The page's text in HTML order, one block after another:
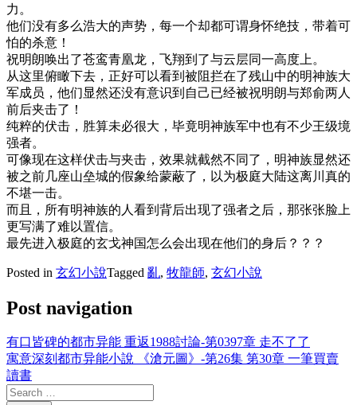
力。
他们没有多么浩大的声势，每一个却都可谓身怀绝技，带着可
怕的杀意！
祝明朗唤出了苍鸾青凰龙，飞翔到了与云层同一高度上。
从这里俯瞰下去，正好可以看到被阻拦在了残山中的明神族大
军成员，他们显然还没有意识到自己已经被祝明朗与郑俞两人
前后夹击了！
纯粹的伏击，胜算未必很大，毕竟明神族军中也有不少王级境
强者。
可像现在这样伏击与夹击，效果就截然不同了，明神族显然还
被之前几座山垒城的假象给蒙蔽了，以为极庭大陆这离川真的
不堪一击。
而且，所有明神族的人看到背后出现了强者之后，那张张脸上
更写满了难以置信。
最先进入极庭的玄戈神国怎么会出现在他们的身后？？？
Posted in 玄幻小說Tagged 亂, 牧龍師, 玄幻小說
Post navigation
有口皆碑的都市异能 重返1988討論-第0397章 走不了了
寓意深刻都市异能小說 《滄元圖》-第26集 第30章 一筆買賣
讀書